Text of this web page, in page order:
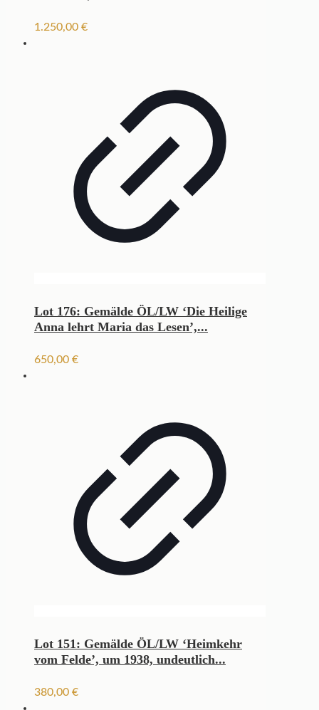
1.250,00 €
Lot 176: Gemälde ÖL/LW ‘Die Heilige
Anna lehrt Maria das Lesen’,...
650,00 €
Lot 151: Gemälde ÖL/LW ‘Heimkehr
vom Felde’, um 1938, undeutlich...
380,00 €